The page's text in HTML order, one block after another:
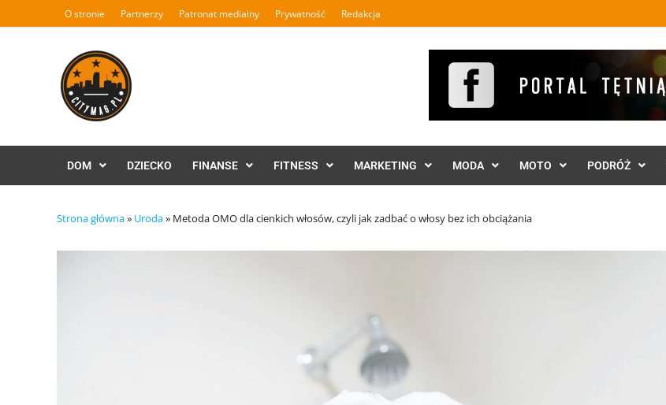
to
O stronie Partnerzy Patronat medialny Prywatność Redakcja
DOM DZIECKO FINANSE FITNESS MARKETING MODA MOTO PODRÓŻ
Strona główna» Uroda» Metoda OMO dla cienkich włosów, czyli jak zadbać o włosy bez ich obciążania